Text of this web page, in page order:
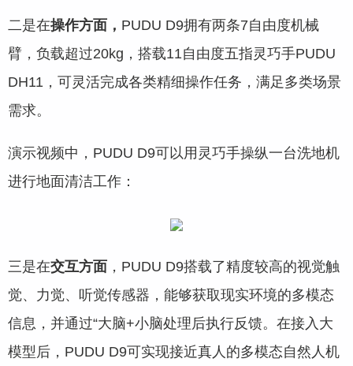
二是在操作方面， PUDU D9拥有两条7自由度机械
臂，负载超过20kg，搭载11自由度五指灵巧手PUDU
DH11，可灵活完成各类精细操作任务，满足多类场景
需求。
演示视频中，PUDU D9可以用灵巧手操纵一台洗地机
进行地面清洁工作：
三是在交互方面 ，PUDU D9搭载了精度较高的视觉触
觉、力觉、听觉传感器，能够获取现实环境的多模态
信息，并通过“大脑+小脑处理后执行反馈。在接入大
模型后，PUDU D9可实现接近真人的多模态自然人机